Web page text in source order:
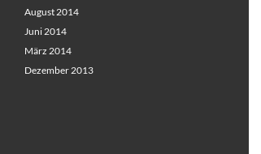
August 2014
Juni 2014
März 2014
Dezember 2013